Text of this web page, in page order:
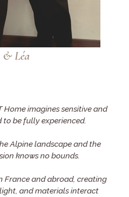
Léa
imagines sensitive and
to be fully experienced.
Alpine landscape and the
knows no bounds.
France and abroad, creating
and materials interact